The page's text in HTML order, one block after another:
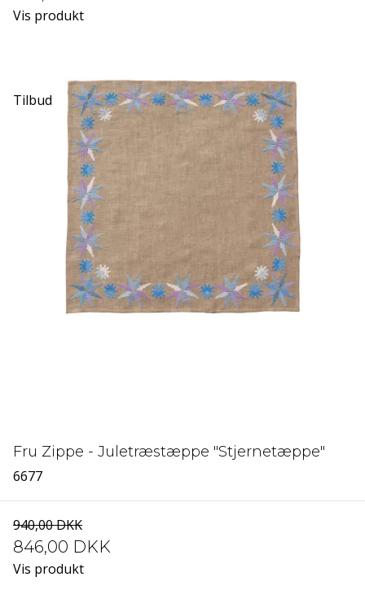
Vis produkt
Tilbud
Fru Zippe - Juletræstæppe "Stjernetæppe"
6677
940,00 DKK
846,00 DKK
Vis produkt